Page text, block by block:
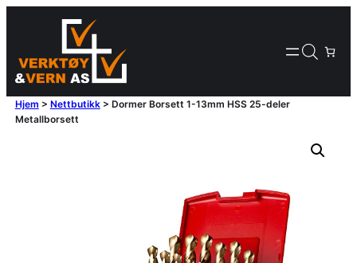
Hjem > Nettbutikk> Dormer Borsett 1-13mm HSS 25-deler
Metallborsett